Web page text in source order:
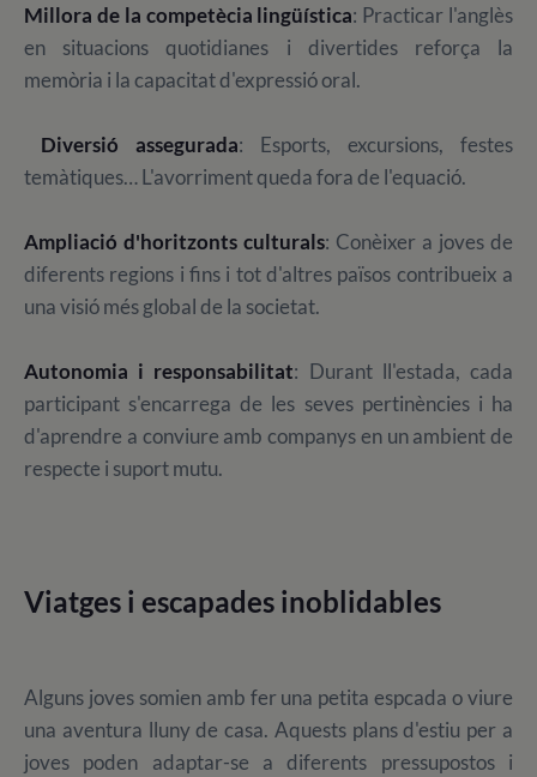
Millora de la competècia lingüística: Practicar l'anglès
en situacions quotidianes i divertides reforça la
memòria i la capacitat d'expressió oral.
Diversió assegurada: Esports, excursions, festes
temàtiques… L'avorriment queda fora de l'equació.
Ampliació d'horitzonts culturals: Conèixer a joves de
diferents regions i fins i tot d'altres països contribueix a
una visió més global de la societat.
Autonomia i responsabilitat: Durant ll'estada, cada
participant s'encarrega de les seves pertinències i ha
d'aprendre a conviure amb companys en un ambient de
respecte i suport mutu.
Viatges i escapades inoblidables
Alguns joves somien amb fer una petita espcada o viure
una aventura lluny de casa. Aquests plans d'estiu per a
joves poden adaptar-se a diferents pressupostos i